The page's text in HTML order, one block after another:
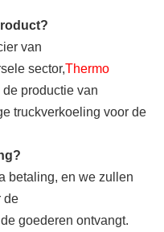
van
sector,Thermo
productie van
truckverkoeling voor de
betaling, en we zullen
de
goederen ontvangt.